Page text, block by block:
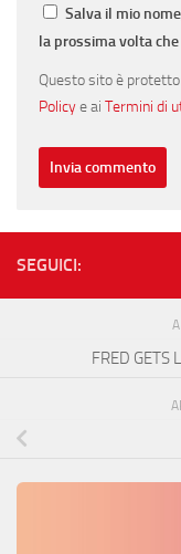
Salva il mio
la prossima volta
Questo sito è protetto
Policye ai Termini di
SEGUICI:
FRED GETS